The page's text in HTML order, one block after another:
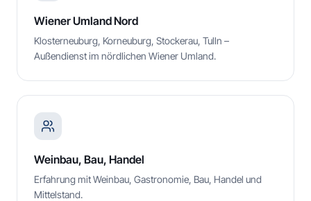
Wiener Umland Nord
Klosterneuburg, Korneuburg, Stockerau, Tulln –
Außendienst im nördlichen Wiener Umland.
Weinbau, Bau, Handel
Erfahrung mit Weinbau, Gastronomie, Bau, Handel und
Mittelstand.